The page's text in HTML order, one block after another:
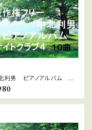
利男 ピアノアルバム ナ
クラブ4